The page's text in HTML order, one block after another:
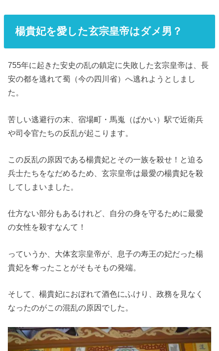
楊貴妃を愛した玄宗皇帝はダメ男？
755年に起きた安史の乱の鎮定に失敗した玄宗皇帝は、長
安の都を逃れて蜀（今の四川省）へ逃れようとしまし
た。
苦しい逃避行の末、宿場町・馬嵬（ばかい）駅で近衛兵
や司令官たちの反乱が起こります。
この反乱の原因である楊貴妃とその一族を殺せ！と迫る
兵士たちをなだめるため、玄宗皇帝は最愛の楊貴妃を殺
してしまいました。
仕方ない部分もあるけれど、自分の身を守るために最愛
の女性を殺すなんて！
っていうか、大体玄宗皇帝が、息子の寿王の妃だった楊
貴妃を奪ったことがそもそもの発端。
そして、楊貴妃におぼれて酒色にふけり、政務を見なく
なったのがこの混乱の原因でした。